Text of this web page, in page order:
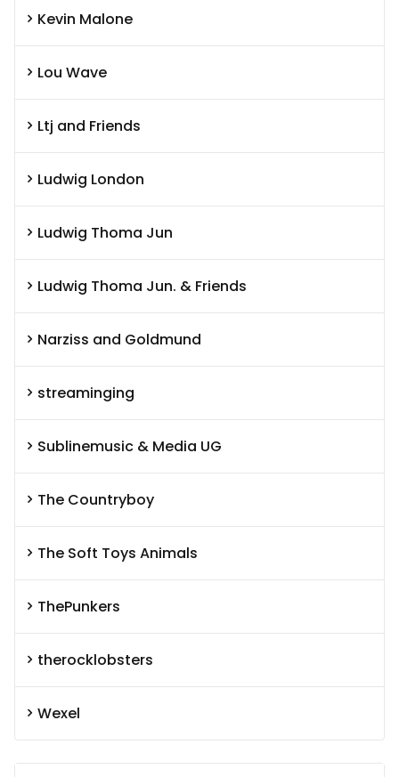
Kevin Malone
Lou Wave
Ltj and Friends
Ludwig London
Ludwig Thoma Jun
Ludwig Thoma Jun. & Friends
Narziss and Goldmund
streaminging
Sublinemusic & Media UG
The Countryboy
The Soft Toys Animals
ThePunkers
therocklobsters
Wexel